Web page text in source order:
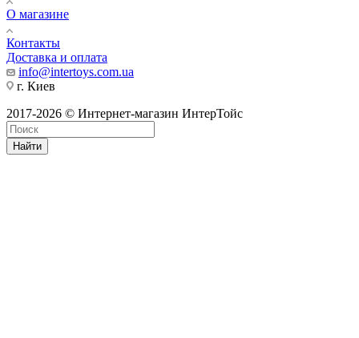
О магазине
Контакты
Доставка и оплата
info@intertoys.com.ua
г. Киев
2017-2026 © Интернет-магазин ИнтерТойс
Найти